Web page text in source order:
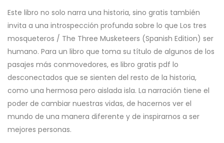
Este libro no solo narra una historia, sino gratis también
invita a una introspección profunda sobre lo que Los tres
mosqueteros / The Three Musketeers (Spanish Edition) ser
humano. Para un libro que toma su título de algunos de los
pasajes más conmovedores, es libro gratis pdf lo
desconectados que se sienten del resto de la historia,
como una hermosa pero aislada isla. La narración tiene el
poder de cambiar nuestras vidas, de hacernos ver el
mundo de una manera diferente y de inspirarnos a ser
mejores personas.